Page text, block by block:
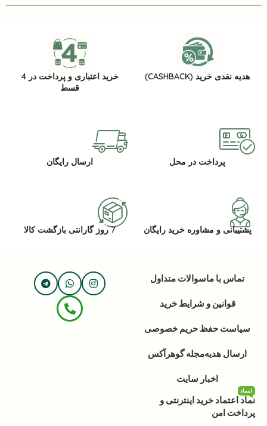
هدیه نقدی خرید (CASHBACK)
خرید اعتباری و پرداخت در 4
قسط
پرداخت در محل ارسال رایگان
پشتیبانی و مشاوره خرید رایگان 7 روز گارانتی بازگشت کالا
تماس با ماسوالات متداول
قوانین و شرایط خرید
سیاست حفظ حریم خصوصی
ارسال هدیهمجله گوهرآکس
اخبار سایت
نماد اعتماد خرید اینترنتی و
پرداخت امن
اینماد